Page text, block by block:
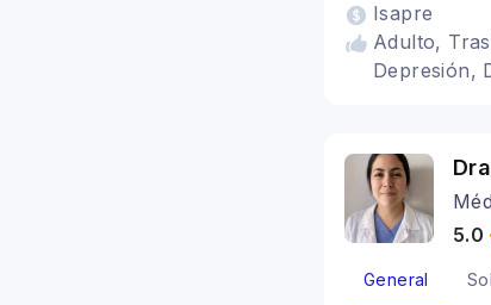
Isapre
Adulto,
Depresión,
5.0
General